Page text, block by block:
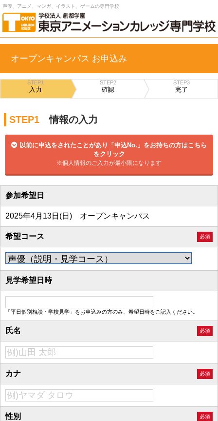
声優、アニメ、マンガ、イラスト、ゲームの専門学校
オープンキャンパス お申込み
STEP1
入力
STEP2
確認
STEP3
完了
STEP1 情報の入力
以前に申込をされたことがあり「申込No.」をお持ちの方はこちら
をクリック
※個人情報のご入力が最小限になります
参加希望日
2025年4月13日(日) オープンキャンパス
希望コース 必須
見学希望日時
「平日個別相談・学校見学」をお申込みの方のみ、希望日時をご記入ください。
氏名 必須
カナ 必須
性別 必須